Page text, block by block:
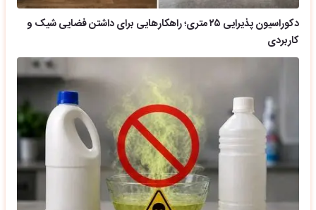
دکوراسیون پذیرایی ۲۵ متری؛ راهکارهایی برای داشتن فضایی شیک و
کاربردی